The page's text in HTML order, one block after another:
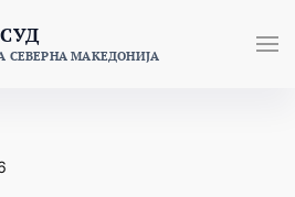
СЕВЕРНА МАКЕДОНИЈА